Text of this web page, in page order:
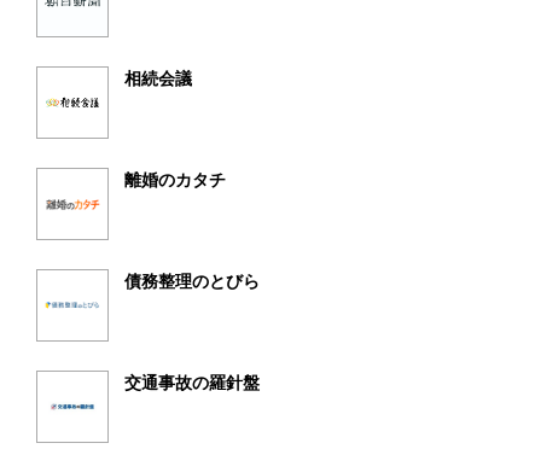
相続会議
離婚のカタチ
債務整理のとびら
交通事故の羅針盤